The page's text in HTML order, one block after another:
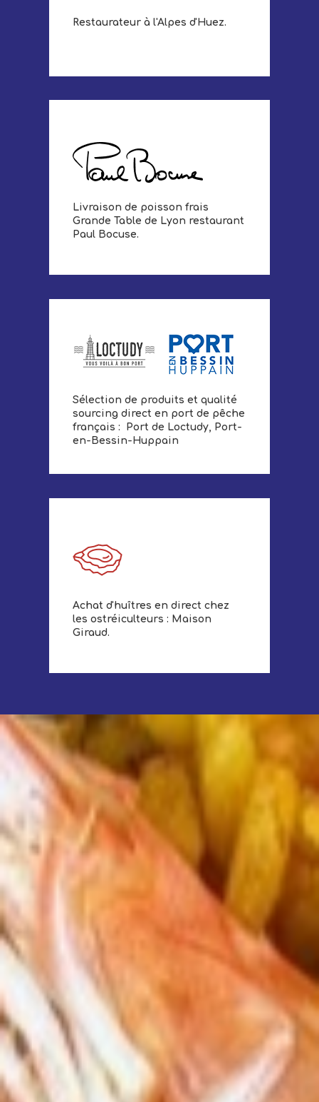
Restaurateur à l'Alpes d'Huez.
Livraison de poisson frais
Grande Table de Lyon restaurant
Paul Bocuse.
Sélection de produits et qualité
sourcing direct en port de pêche
français : Port de Loctudy, Port-
en-Bessin-Huppain
Achat d'huîtres en direct chez
les ostréiculteurs : Maison
Giraud.